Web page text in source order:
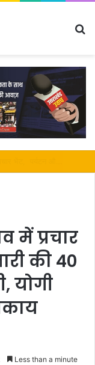
में प्रचार
की 40
योगी
Less than a minute